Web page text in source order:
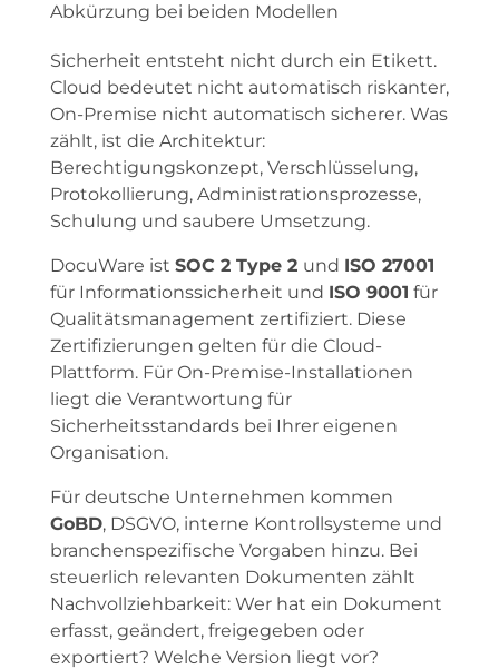
Abkürzung bei beiden Modellen
Sicherheit entsteht nicht durch ein Etikett.
Cloud bedeutet nicht automatisch riskanter,
On-Premise nicht automatisch sicherer. Was
zählt, ist die Architektur:
Berechtigungskonzept, Verschlüsselung,
Protokollierung, Administrationsprozesse,
Schulung und saubere Umsetzung.
DocuWare ist SOC 2 Type 2 und ISO 27001
für Informationssicherheit und ISO 9001 für
Qualitätsmanagement zertifiziert. Diese
Zertifizierungen gelten für die Cloud-
Plattform. Für On-Premise-Installationen
liegt die Verantwortung für
Sicherheitsstandards bei Ihrer eigenen
Organisation.
Für deutsche Unternehmen kommen
GoBD, DSGVO, interne Kontrollsysteme und
branchenspezifische Vorgaben hinzu. Bei
steuerlich relevanten Dokumenten zählt
Nachvollziehbarkeit: Wer hat ein Dokument
erfasst, geändert, freigegeben oder
exportiert? Welche Version liegt vor?